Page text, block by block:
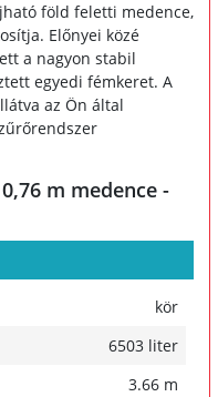
föld feletti medence,
Előnyei közé
a nagyon stabil
egyedi fémkeret. A
az Ön által
m medence -
kör
6503 liter
3.66 m